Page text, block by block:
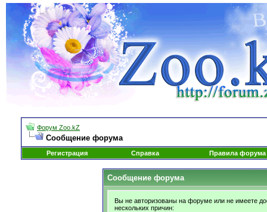
Форум Zoo.kZ
Сообщение форума
Регистрация Справка Правила форума
Сообщение форума
Вы не авторизованы на форуме или не имеете
нескольких причин: